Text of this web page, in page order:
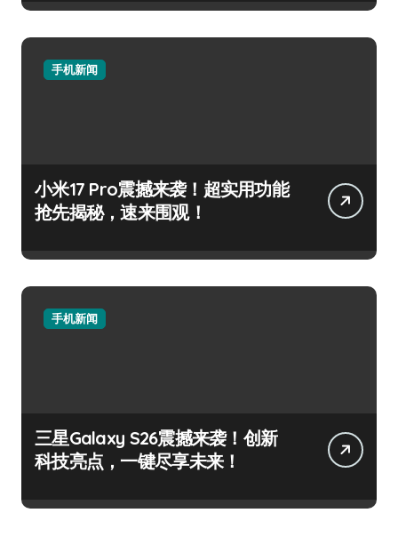
手机新闻
小米17 Pro震撼来袭！超实用功能
抢先揭秘，速来围观！
手机新闻
三星Galaxy S26震撼来袭！创新
科技亮点，一键尽享未来！